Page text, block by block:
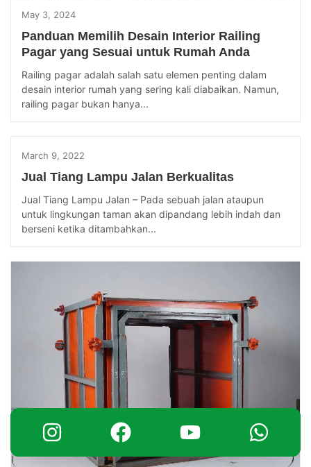
May 3, 2024
Panduan Memilih Desain Interior Railing
Pagar yang Sesuai untuk Rumah Anda
Railing pagar adalah salah satu elemen penting dalam
desain interior rumah yang sering kali diabaikan. Namun,
railing pagar bukan hanya...
March 9, 2022
Jual Tiang Lampu Jalan Berkualitas
Jual Tiang Lampu Jalan – Pada sebuah jalan ataupun
untuk lingkungan taman akan dipandang lebih indah dan
berseni ketika ditambahkan...